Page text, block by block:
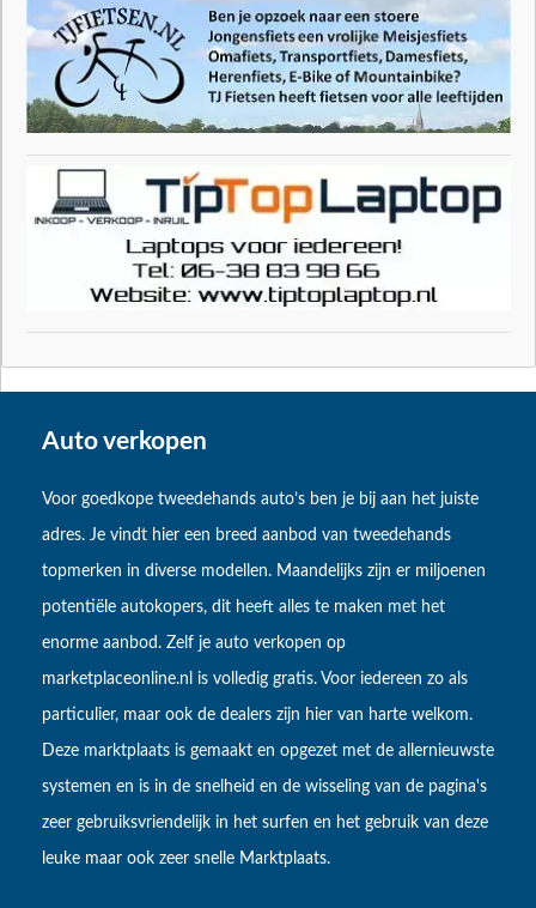
Auto verkopen
Voor goedkope tweedehands auto’s ben je bij aan het juiste
adres. Je vindt hier een breed aanbod van tweedehands
topmerken in diverse modellen. Maandelijks zijn er miljoenen
potentiële autokopers, dit heeft alles te maken met het
enorme aanbod. Zelf je auto verkopen op
marketplaceonline.nl is volledig gratis. Voor iedereen zo als
particulier, maar ook de dealers zijn hier van harte welkom.
Deze marktplaats is gemaakt en opgezet met de allernieuwste
systemen en is in de snelheid en de wisseling van de pagina's
zeer gebruiksvriendelijk in het surfen en het gebruik van deze
leuke maar ook zeer snelle Marktplaats.